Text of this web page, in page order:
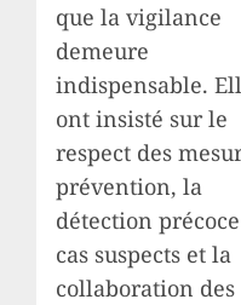
que la vigilance
demeure
indispensable.
ont insisté sur le
respect des
prévention, la
détection
cas suspects et la
collaboration des